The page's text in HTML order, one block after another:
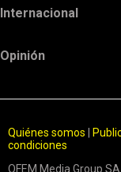
Internacional
Opinión
Quiénes somos
condiciones
OFEM Media Group